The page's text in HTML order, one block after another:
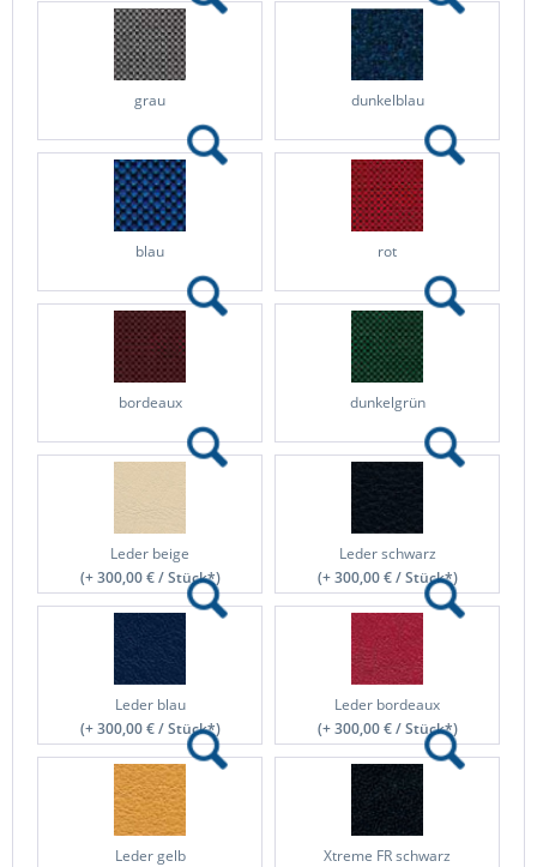
grau dunkelblau
blau rot
bordeaux dunkelgrün
Leder beige
(+ 300,00 € / Stück*)
Leder schwarz
(+ 300,00 € / Stück*)
Leder blau
(+ 300,00 € / Stück*)
Leder bordeaux
(+ 300,00 € / Stück*)
Leder gelb
Xtreme FR schwarz